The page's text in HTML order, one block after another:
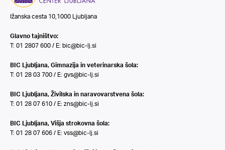
Ižanska cesta 10,1000 Ljubljana
Glavno tajništvo:
T: 01 2807 600 / E: bic@bic-lj.si
BIC Ljubljana, Gimnazija in veterinarska šola:
T: 01 28 03 700 / E: gvs@bic-lj.si
BIC Ljubljana, Živilska in naravovarstvena šola:
T: 01 28 07 610 / E: zns@bic-lj.si
BIC Ljubljana, Višja strokovna šola:
T: 01 28 07 606 / E: vss@bic-lj.si